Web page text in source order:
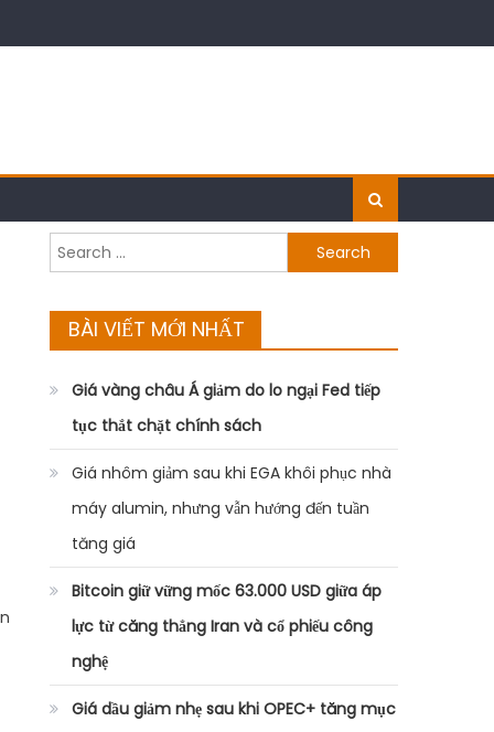
Search
for:
BÀI VIẾT MỚI NHẤT
Giá vàng châu Á giảm do lo ngại Fed tiếp
tục thắt chặt chính sách
Giá nhôm giảm sau khi EGA khôi phục nhà
máy alumin, nhưng vẫn hướng đến tuần
tăng giá
Bitcoin giữ vững mốc 63.000 USD giữa áp
lực từ căng thẳng Iran và cổ phiếu công
nghệ
Giá dầu giảm nhẹ sau khi OPEC+ tăng mục